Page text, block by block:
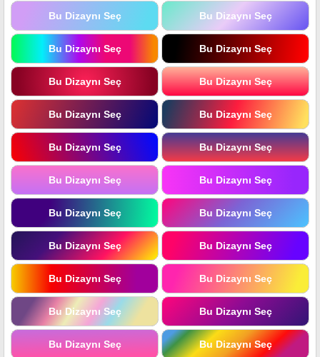
Bu Dizaynı Seç Bu Dizaynı Seç
Bu Dizaynı Seç Bu Dizaynı Seç
Bu Dizaynı Seç Bu Dizaynı Seç
Bu Dizaynı Seç Bu Dizaynı Seç
Bu Dizaynı Seç Bu Dizaynı Seç
Bu Dizaynı Seç Bu Dizaynı Seç
Bu Dizaynı Seç Bu Dizaynı Seç
Bu Dizaynı Seç Bu Dizaynı Seç
Bu Dizaynı Seç Bu Dizaynı Seç
Bu Dizaynı Seç Bu Dizaynı Seç
Bu Dizaynı Seç Bu Dizaynı Seç